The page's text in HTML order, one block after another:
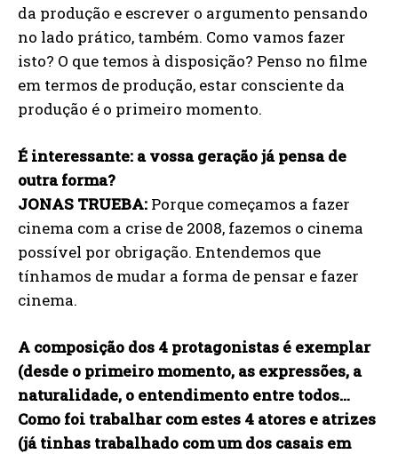
da produção e escrever o argumento pensando
no lado prático, também. Como vamos fazer
isto? O que temos à disposição? Penso no filme
em termos de produção, estar consciente da
produção é o primeiro momento.
É interessante: a vossa geração já pensa de
outra forma?
JONAS TRUEBA: Porque começamos a fazer
cinema com a crise de 2008, fazemos o cinema
possível por obrigação. Entendemos que
tínhamos de mudar a forma de pensar e fazer
cinema.
A composição dos 4 protagonistas é exemplar
(desde o primeiro momento, as expressões, a
naturalidade, o entendimento entre todos…
Como foi trabalhar com estes 4 atores e atrizes
(já tinhas trabalhado com um dos casais em